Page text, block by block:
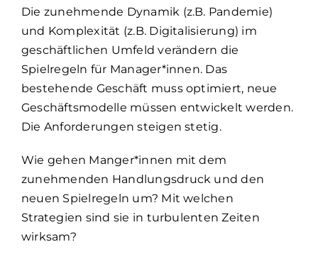
Die zunehmende Dynamik (z.B. Pandemie)
und Komplexität (z.B. Digitalisierung) im
geschäftlichen Umfeld verändern die
Spielregeln für Manager*innen. Das
bestehende Geschäft muss optimiert, neue
Geschäftsmodelle müssen entwickelt werden.
Die Anforderungen steigen stetig.
Wie gehen Manger*innen mit dem
zunehmenden Handlungsdruck und den
neuen Spielregeln um? Mit welchen
Strategien sind sie in turbulenten Zeiten
wirksam?